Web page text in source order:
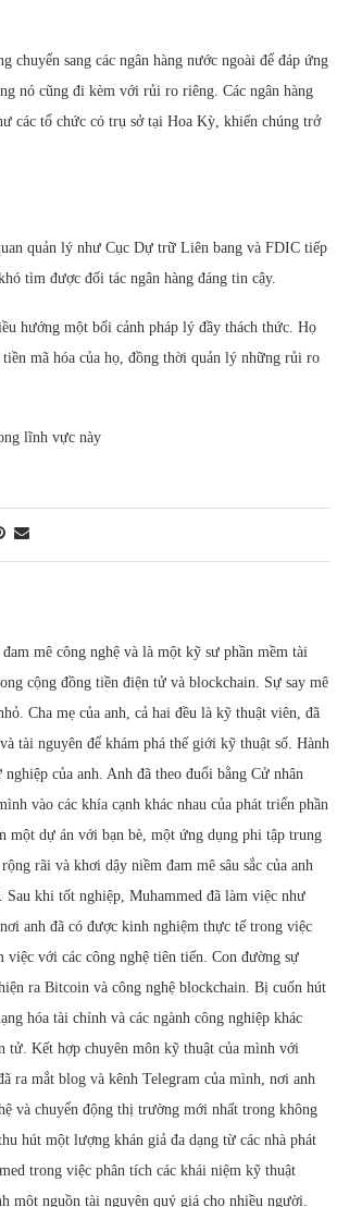
chuyển sang các ngân hàng nước ngoài để đáp ứng
nó cũng đi kèm với rủi ro riêng. Các ngân hàng
các tổ chức có trụ sở tại Hoa Kỳ, khiến chúng trở
quản lý như Cục Dự trữ Liên bang và FDIC tiếp
tìm được đối tác ngân hàng đáng tin cậy.
hướng một bối cảnh pháp lý đầy thách thức. Họ
tiền mã hóa của họ, đồng thời quản lý những rủi ro
lĩnh vực này
mê công nghệ và là một kỹ sư phần mềm tài
cộng đồng tiền điện tử và blockchain. Sự say mê
Cha mẹ của anh, cả hai đều là kỹ thuật viên, đã
tài nguyên để khám phá thế giới kỹ thuật số. Hành
của anh. Anh đã theo đuổi bằng Cử nhân
vào các khía cạnh khác nhau của phát triển phần
một dự án với bạn bè, một ứng dụng phi tập trung
rãi và khơi dậy niềm đam mê sâu sắc của anh
khi tốt nghiệp, Muhammed đã làm việc như
anh đã có được kinh nghiệm thực tế trong việc
việc với các công nghệ tiên tiến. Con đường sự
ra Bitcoin và công nghệ blockchain. Bị cuốn hút
hóa tài chính và các ngành công nghiệp khác
tử. Kết hợp chuyên môn kỹ thuật của mình với
ra mắt blog và kênh Telegram của mình, nơi anh
và chuyển động thị trường mới nhất trong không
hút một lượng khán giả đa dạng từ các nhà phát
trong việc phân tích các khái niệm kỹ thuật
một nguồn tài nguyên quý giá cho nhiều người.